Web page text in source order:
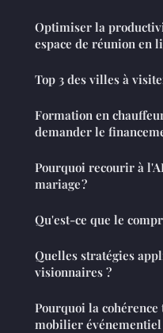
Optimiser la
espace de réunion en
Top 3 des villes à
Formation en
demander le
Pourquoi recourir à
mariage ?
Qu'est-ce que le
Quelles stratégies
visionnaires ?
Pourquoi la
mobilier